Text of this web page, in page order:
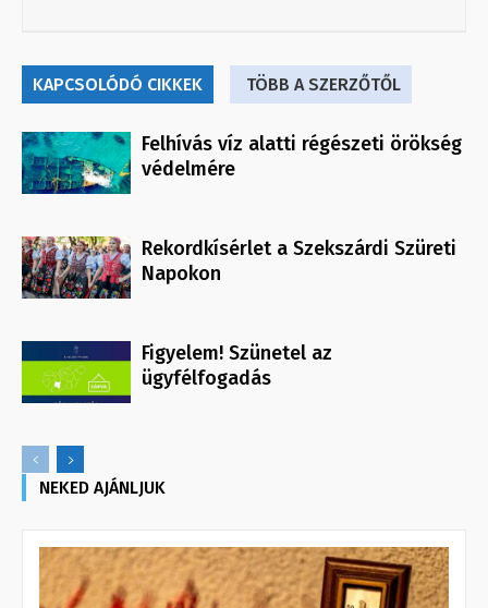
KAPCSOLÓDÓ CIKKEK TÖBB A SZERZŐTŐL
Felhívás víz alatti régészeti örökség
védelmére
Rekordkísérlet a Szekszárdi Szüreti
Napokon
Figyelem! Szünetel az
ügyfélfogadás
NEKED AJÁNLJUK